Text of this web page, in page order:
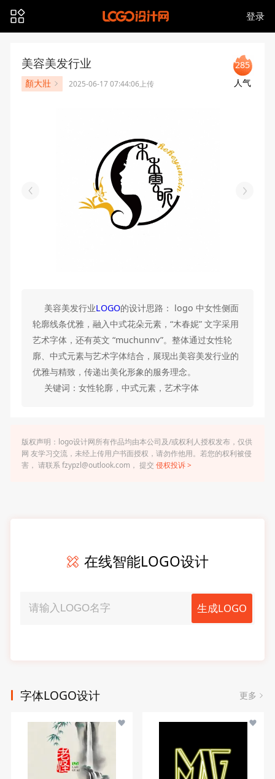
登录
美容美发行业
顏大壯 2025-06-17 07:44:06上传
285
人气
美容美发行业LOGO的设计思路： logo 中女性侧面
轮廓线条优雅，融入中式花朵元素，“木春妮” 文字采用
艺术字体，还有英文 “muchunnv”。整体通过女性轮
廓、中式元素与艺术字体结合，展现出美容美发行业的
优雅与精致，传递出美化形象的服务理念。
关键词：女性轮廓，中式元素，艺术字体
版权声明：logo设计网所有作品均由本公司及/或权利人授权发布，仅供
网 友学习交流，未经上传用户书面授权，请勿作他用。若您的权利被侵
害， 请联系 fzypzl@outlook.com， 提交 侵权投诉 >
在线智能LOGO设计
生成LOGO
字体LOGO设计 更多